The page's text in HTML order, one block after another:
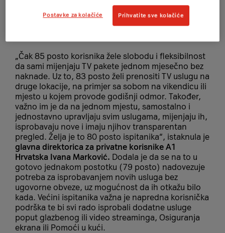
dinamičnije. Istraživanjem, koje je provela agencija
KVAKA na uzorku od 500 ispitanika, potvrđeno je da
91 posto korisnika posebno važnim smatra
„Čak 85 posto korisnika žele slobodu i fleksibilnost
da sami mijenjaju TV pakete jednom mjesečno bez
naknade. Uz to, 83 posto želi prenositi TV uslugu na
druge lokacije, na primjer sa sobom na vikendicu ili
mjesto u kojem provode godišnji odmor. Također,
važno im je da na jednom mjestu, samostalno i
jednostavno upravljaju svim uslugama, mijenjaju ih,
isprobavaju nove i imaju njihov transparentan
pregled. Želja je to 80 posto ispitanika“, istaknula je
glavna direktorica za privatne korisnike A1
Hrvatska Ivana Marković. Dodala je da se na to u
gotovo jednakom postotku (79 posto) nadovezuje
potreba za isprobavanjem novih usluga bez
ugovorne obveze, uz mogućnost da ih otkažu bilo
kada. Većini ispitanika važna je napredna korisnička
podrška te bi svi rado isprobali dodatne usluge
poput glazbenog ili video streaminga, Osiguranja
ekrana ili Pomoći u kući.
Postavke za kolačiće Prihvatite sve kolačiće